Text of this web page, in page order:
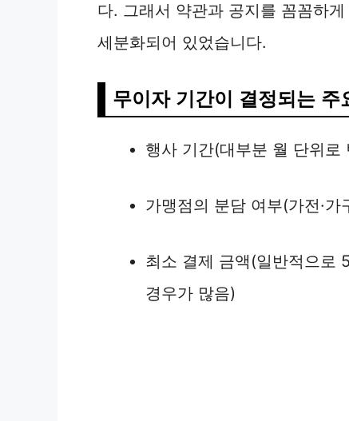
다. 그래서 약관과 공지를 꼼꼼하
세분화되어 있었습니다.
무이자 기간이 결정되는 주
행사 기간(대부분 월 단위로
가맹점의 분담 여부(가전·가
최소 결제 금액(일반적으로
경우가 많음)